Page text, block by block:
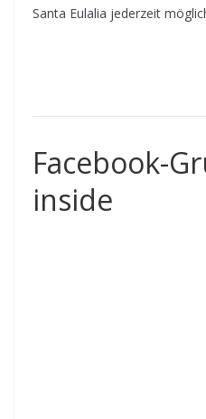
Santa Eulalia jederzeit
Facebook-
inside